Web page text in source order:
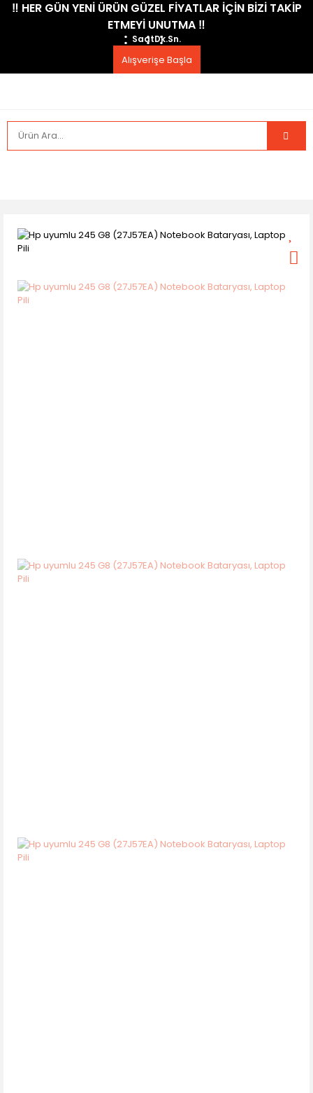
​‼️​ HER GÜN YENİ ÜRÜN GÜZEL FİYATLAR İÇİN BİZİ TAKİP
ETMEYİ UNUTMA ​‼️​
SaatDk.Sn.
Alışverişe Başla